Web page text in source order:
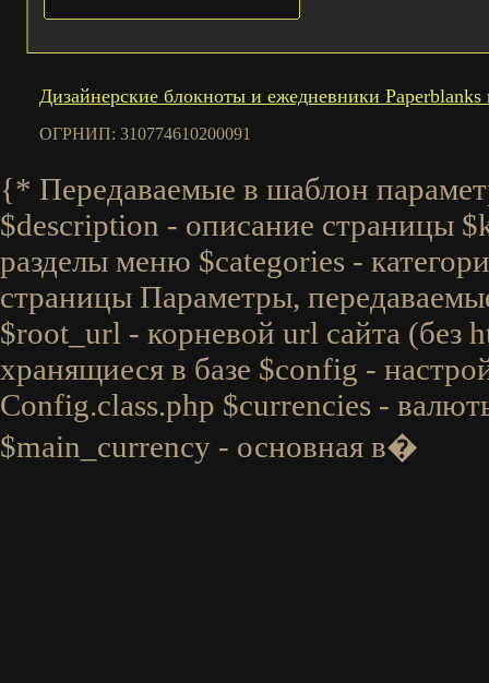
Дизайнерские блокноты и ежедневники
ОГРНИП: 310774610200091
{* Передаваемые в шаблон
$description - описание страницы
разделы меню $categories -
страницы Параметры,
$root_url - корневой url сайта (без
хранящиеся в базе $config -
Config.class.php $currencies -
$main_currency - основная в�